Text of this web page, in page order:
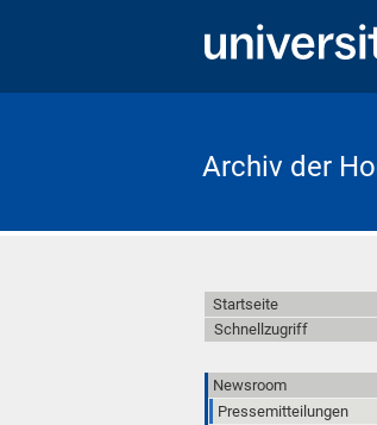
Archiv der
Startseite
Schnellzugriff
Newsroom
Pressemitteilungen